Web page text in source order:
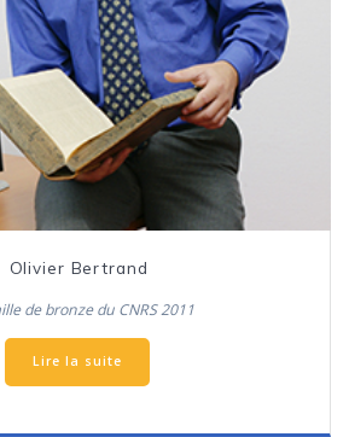
Olivier Bertrand
de bronze du CNRS 2011
Lire la suite